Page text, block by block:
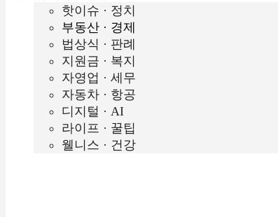
핫이슈 · 정치
부동산 · 경제
법상식 · 판례
지원금 · 복지
자영업 · 세무
자동차 · 항공
디지털 · AI
라이프 · 꿀팁
웰니스 · 건강